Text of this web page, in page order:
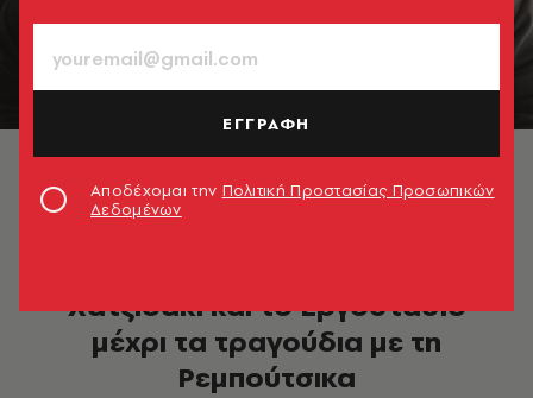
© Τάσος Ανέστης
Χατζιδάκι και το Εργοστάσιο
μέχρι τα τραγούδια με τη
Ρεμπούτσικα
ΕΓΓΡΑΦΗ
Αποδέχομαι την Πολιτική Προστασίας Προσωπικών
Δεδομένων